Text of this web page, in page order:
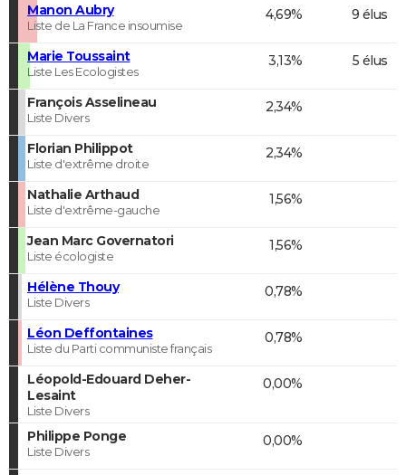
Manon Aubry
Liste de La France insoumise
4,69% 9 élus
Marie Toussaint
Liste Les Ecologistes
3,13% 5 élus
François Asselineau
Liste Divers
2,34%
Florian Philippot
Liste d'extrême droite
2,34%
Nathalie Arthaud
Liste d'extrême-gauche
1,56%
Jean Marc Governatori
Liste écologiste
1,56%
Hélène Thouy
Liste Divers
0,78%
Léon Deffontaines
Liste du Parti communiste français
0,78%
Léopold-Edouard Deher-
Lesaint
Liste Divers
0,00%
Philippe Ponge
Liste Divers
0,00%